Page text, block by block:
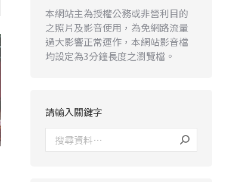
本網站主為授權公務或非營利目的
之照片及影音使用，為免網路流量
過大影響正常運作，本網站影音檔
均設定為3分鐘長度之瀏覽檔。
請輸入關鍵字